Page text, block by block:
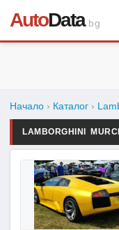
AutoData.bg
Начало › Каталог ›
LAMBORGHINI